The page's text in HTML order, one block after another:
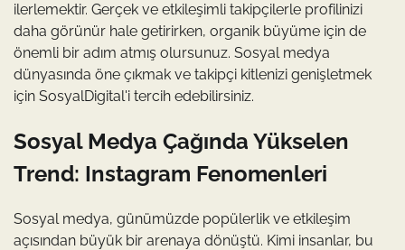
ilerlemektir. Gerçek ve etkileşimli takipçilerle profilinizi
daha görünür hale getirirken, organik büyüme için de
önemli bir adım atmış olursunuz. Sosyal medya
dünyasında öne çıkmak ve takipçi kitlenizi genişletmek
için SosyalDigital'i tercih edebilirsiniz.
Sosyal Medya Çağında Yükselen
Trend: Instagram Fenomenleri
Sosyal medya, günümüzde popülerlik ve etkileşim
açısından büyük bir arenaya dönüştü. Kimi insanlar, bu